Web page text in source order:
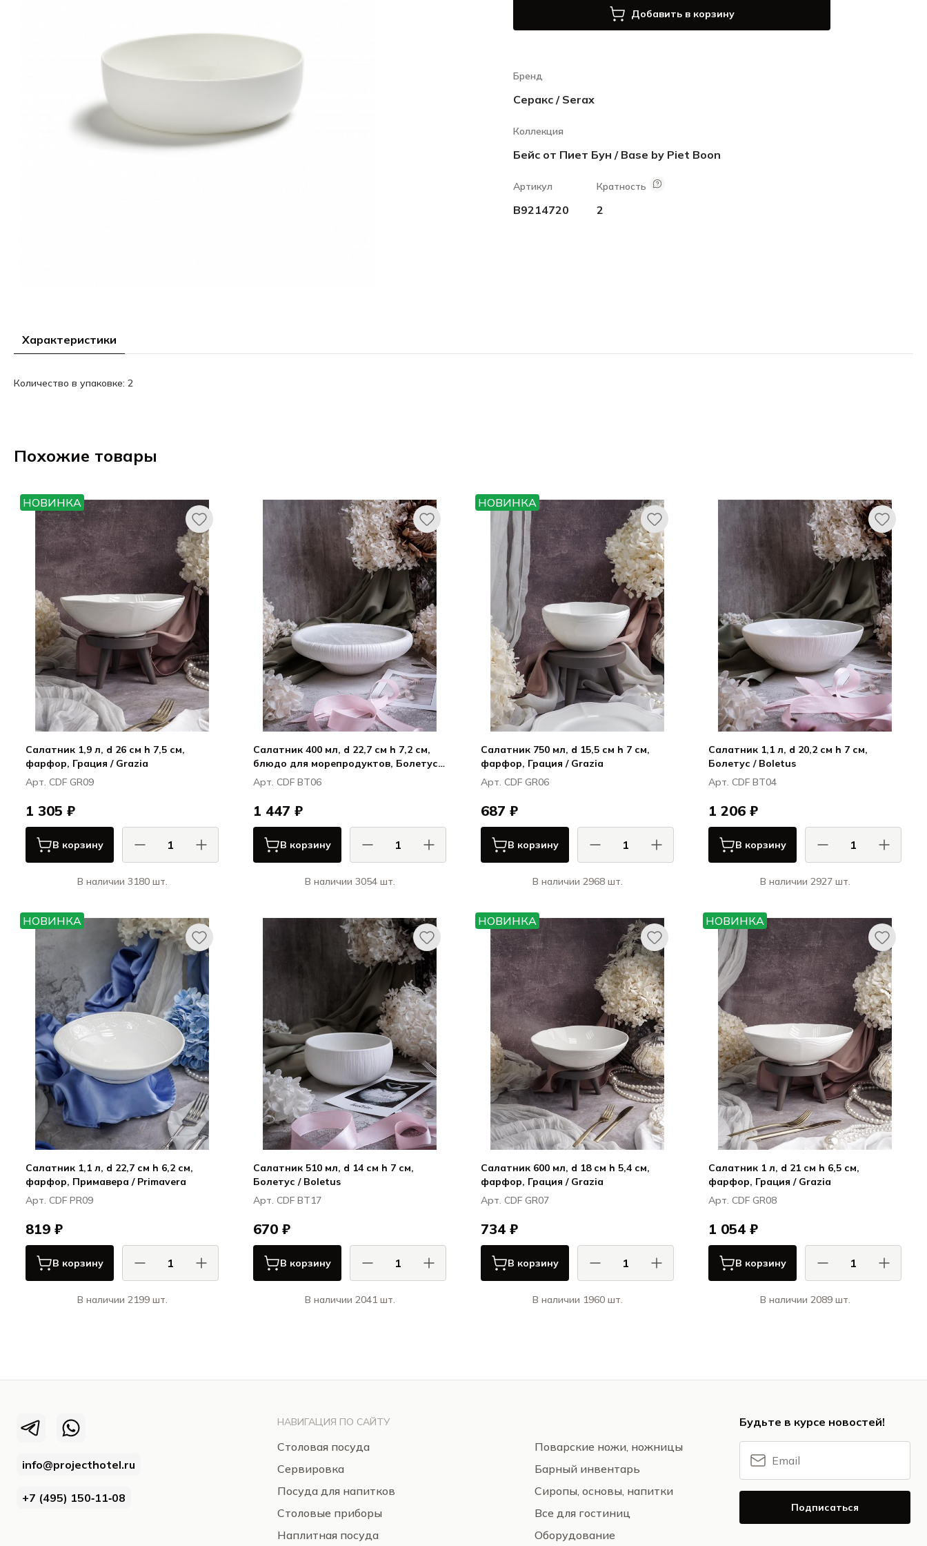
Добавить в корзину
Бренд
Серакс / Serax
Коллекция
Бейс от Пиет Бун / Base by Piet Boon
Артикул
B9214720
Кратность
2
Характеристики
Количество в упаковке: 2
Похожие товары
НОВИНКА
Салатник 1,9 л, d 26 см h 7,5 см,
фарфор, Грация / Grazia
Арт. CDF GR09
1 305 ₽
В корзину
В наличии 3180 шт.
Грация / Grazia
Салатник 400 мл, d 22,7 см h 7,2 см,
блюдо для морепродуктов, Болетус /
Boletus
Арт. CDF BT06
1 447 ₽
В корзину
В наличии 3054 шт.
Болетус / Boletus
НОВИНКА
Салатник 750 мл, d 15,5 см h 7 см,
фарфор, Грация / Grazia
Арт. CDF GR06
687 ₽
В корзину
В наличии 2968 шт.
Грация / Grazia
Салатник 1,1 л, d 20,2 см h 7 см,
Болетус / Boletus
Арт. CDF BT04
1 206 ₽
В корзину
В наличии 2927 шт.
Болетус / Boletus
НОВИНКА
Салатник 1,1 л, d 22,7 см h 6,2 см,
фарфор, Примавера / Primavera
Арт. CDF PR09
819 ₽
В корзину
В наличии 2199 шт.
Салатник 510 мл, d 14 см h 7 см,
Болетус / Boletus
Арт. CDF BT17
670 ₽
В корзину
В наличии 2041 шт.
НОВИНКА
Салатник 600 мл, d 18 см h 5,4 см,
фарфор, Грация / Grazia
Арт. CDF GR07
734 ₽
В корзину
В наличии 1960 шт.
НОВИНКА
Салатник 1 л, d 21 см h 6,5 см,
фарфор, Грация / Grazia
Арт. CDF GR08
1 054 ₽
В корзину
В наличии 2089 шт.
info@projecthotel.ru
+7 (495) 150‑11‑08
НАВИГАЦИЯ ПО САЙТУ
Столовая посуда
Сервировка
Посуда для напитков
Столовые приборы
Наплитная посуда
Поварские ножи, ножницы
Барный инвентарь
Сиропы, основы, напитки
Все для гостиниц
Оборудование
Будьте в курсе новостей!
Подписаться